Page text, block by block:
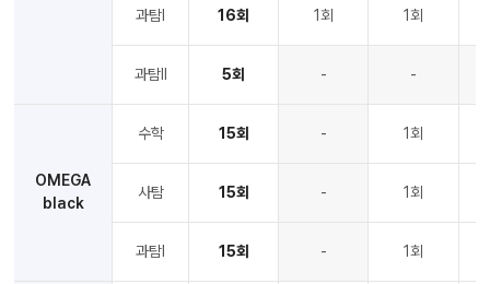
과탐Ⅰ 16회 1회 1회
과탐Ⅱ 5회 - -
OMEGA
black
수학 15회 - 1회
사탐 15회 - 1회
과탐Ⅰ 15회 - 1회